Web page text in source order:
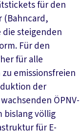
für den
(Bahncard,
steigenden
Für den
für alle
emissionsfreien
der
ÖPNV-
bislang völlig
für E-